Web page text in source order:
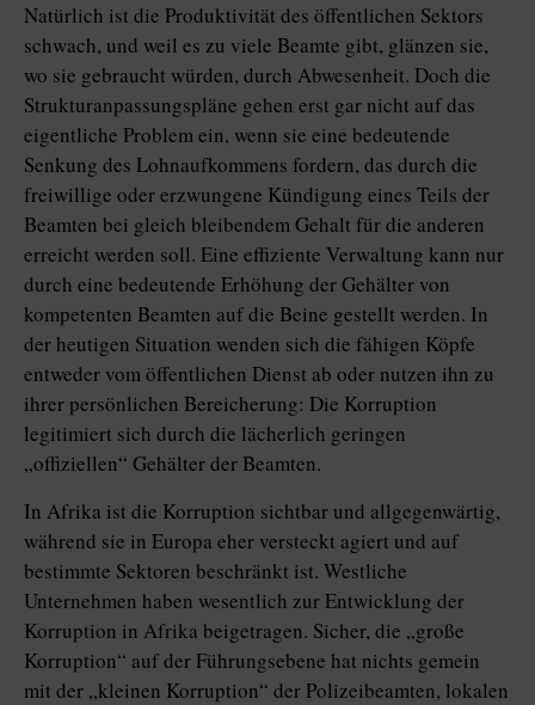
Natürlich ist die Produktivität des öffentlichen Sektors
schwach, und weil es zu viele Beamte gibt, glänzen sie,
wo sie gebraucht würden, durch Abwesenheit. Doch die
Strukturanpassungspläne gehen erst gar nicht auf das
eigentliche Problem ein, wenn sie eine bedeutende
Senkung des Lohnaufkommens fordern, das durch die
freiwillige oder erzwungene Kündigung eines Teils der
Beamten bei gleich bleibendem Gehalt für die anderen
erreicht werden soll. Eine effiziente Verwaltung kann nur
durch eine bedeutende Erhöhung der Gehälter von
kompetenten Beamten auf die Beine gestellt werden. In
der heutigen Situation wenden sich die fähigen Köpfe
entweder vom öffentlichen Dienst ab oder nutzen ihn zu
ihrer persönlichen Bereicherung: Die Korruption
legitimiert sich durch die lächerlich geringen
„offiziellen“ Gehälter der Beamten.
In Afrika ist die Korruption sichtbar und allgegenwärtig,
während sie in Europa eher versteckt agiert und auf
bestimmte Sektoren beschränkt ist. Westliche
Unternehmen haben wesentlich zur Entwicklung der
Korruption in Afrika beigetragen. Sicher, die „große
Korruption“ auf der Führungsebene hat nichts gemein
mit der „kleinen Korruption“ der Polizeibeamten, lokalen